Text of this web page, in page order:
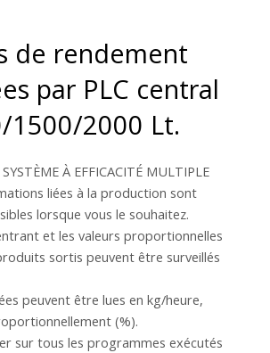
de rendement
par PLC central
1500/2000 Lt.
À EFFICACITÉ MULTIPLE
liées à la production sont
lorsque vous le souhaitez.
et les valeurs proportionnelles
sortis peuvent être surveillés
peuvent être lues en kg/heure,
(%).
sur tous les programmes exécutés